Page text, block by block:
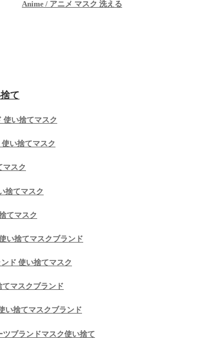
Anime / アニメ マスク 洗える
て
使い捨てマスク
い捨てマスク
マスク
捨てマスク
てマスク
い捨てマスクブランド
ド 使い捨てマスク
マスクブランド
い捨てマスクブランド
ブランドマスク使い捨て